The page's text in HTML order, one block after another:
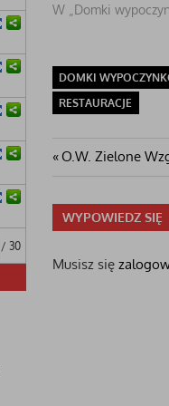
W „Domki
DOMKI
RESTAURACJE
wpisu
Poprzedni
O.W. Zielone
WYPOWIEDZ SIĘ
Musisz się
/ 30